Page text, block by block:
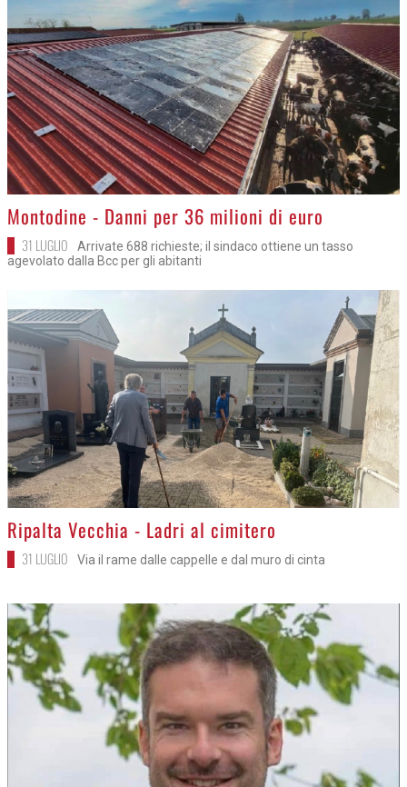
>Montodine - Danni per 36 milioni di euro
31 LUGLIO
Arrivate 688 richieste; il sindaco ottiene un tasso
agevolato dalla Bcc per gli abitanti
>
Ripalta Vecchia - Ladri al cimitero
31 LUGLIO Via il rame dalle cappelle e dal muro di cinta